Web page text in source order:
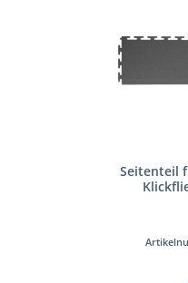
Seitenteil